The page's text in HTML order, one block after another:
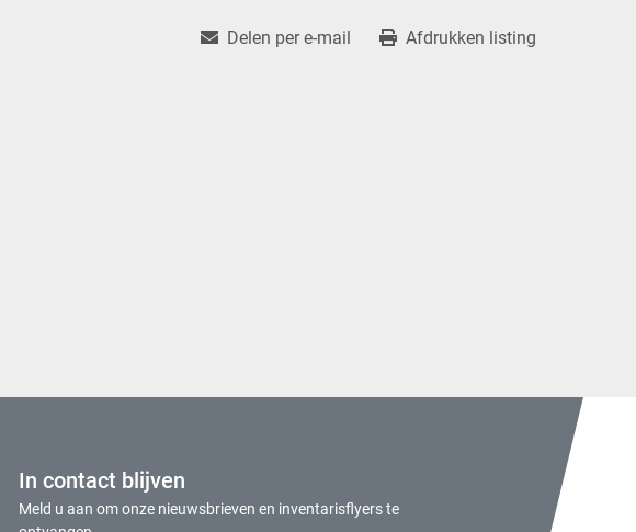
Delen per e-mail Afdrukken listing
In contact blijven
Meld u aan om onze nieuwsbrieven en inventarisflyers te